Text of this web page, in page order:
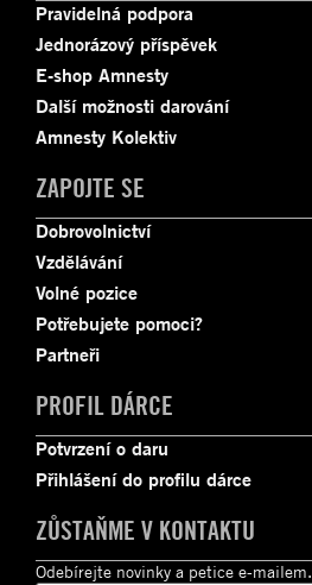
Pravidelná podpora
Jednorázový příspěvek
E-shop Amnesty
Další možnosti darování
Amnesty Kolektiv
ZAPOJTE SE
Dobrovolnictví
Vzdělávání
Volné pozice
Potřebujete pomoci?
Partneři
PROFIL DÁRCE
Potvrzení o daru
Přihlášení do profilu dárce
ZŮSTAŇME V KONTAKTU
Odebírejte novinky a petice e-mailem.